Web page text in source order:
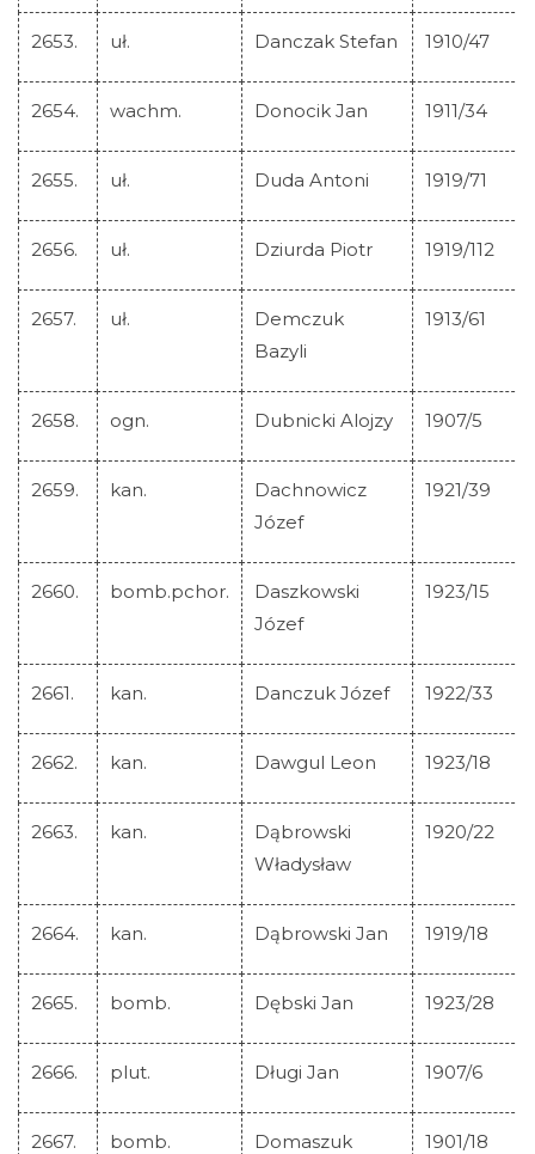
2653. uł. Danczak Stefan 1910/47
2654. wachm. Donocik Jan 1911/34
2655. uł. Duda Antoni 1919/71
2656. uł. Dziurda Piotr 1919/112
2657. uł.
Demczuk
Bazyli
1913/61
2658. ogn. Dubnicki Alojzy 1907/5
2659. kan.
Dachnowicz
Józef
1921/39
2660. bomb.pchor.
Daszkowski
Józef
1923/15
2661. kan. Danczuk Józef 1922/33
2662. kan. Dawgul Leon 1923/18
2663. kan.
Dąbrowski
Władysław
1920/22
2664. kan. Dąbrowski Jan 1919/18
2665. bomb. Dębski Jan 1923/28
2666. plut. Długi Jan 1907/6
2667. bomb.
Domaszuk
1901/18